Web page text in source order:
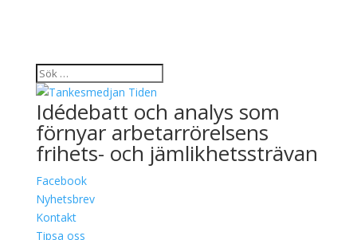
Idédebatt och analys som
förnyar arbetarrörelsens
frihets- och jämlikhetssträvan
Facebook
Nyhetsbrev
Kontakt
Tipsa oss